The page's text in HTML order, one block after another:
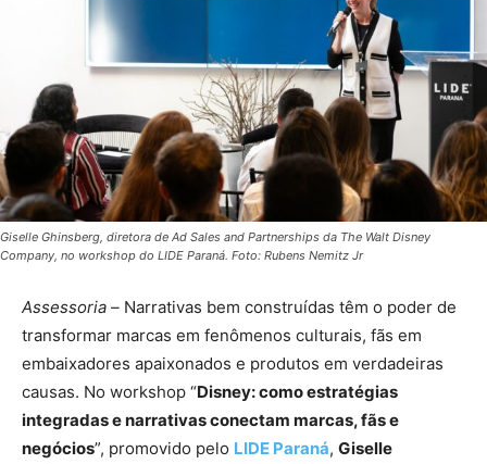
Giselle Ghinsberg, diretora de Ad Sales and Partnerships da The Walt Disney
Company, no workshop do LIDE Paraná. Foto: Rubens Nemitz Jr
Assessoria – Narrativas bem construídas têm o poder de
transformar marcas em fenômenos culturais, fãs em
embaixadores apaixonados e produtos em verdadeiras
causas. No workshop “Disney: como estratégias
integradas e narrativas conectam marcas, fãs e
negócios”, promovido pelo LIDE Paraná, Giselle